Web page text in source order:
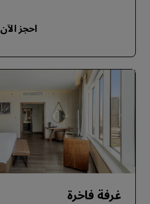
احجز الآن
غرفة فاخرة